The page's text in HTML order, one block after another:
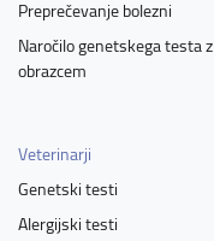
Preprečevanje bolezni
Naročilo genetskega testa z
obrazcem
Veterinarji
Genetski testi
Alergijski testi